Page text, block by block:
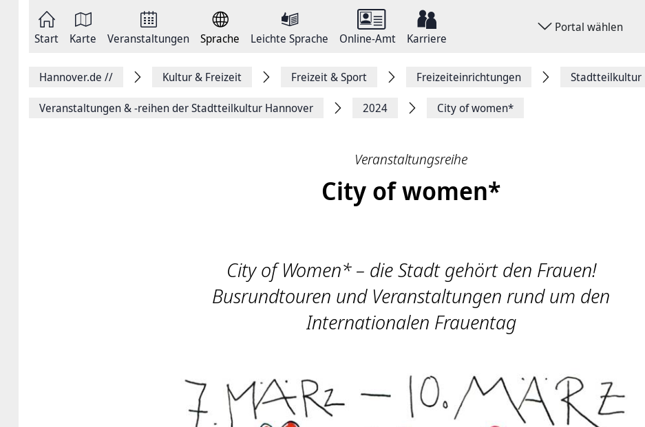
springen
Start Karte Veranstaltungen Sprache Leichte Sprache Online-Amt Karriere
Portal wählen
FacebookHannover.de // Kultur & Freizeit Freizeit & Sport Freizeiteinrichtungen Stadtteilkultur
Veranstaltungen & -reihen der Stadtteilkultur Hannover 2024 City of women*
Veranstaltungsreihe
City of women*
City of Women* – die Stadt gehört den Frauen!
Busrundtouren und Veranstaltungen rund um den
Internationalen Frauentag